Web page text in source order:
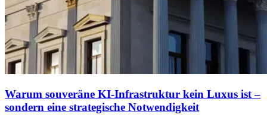
Warum souveräne KI-Infrastruktur kein Luxus ist –
sondern eine strategische Notwendigkeit